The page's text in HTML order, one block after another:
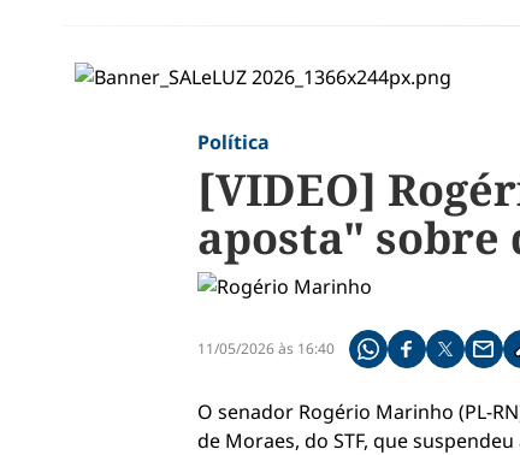
Política
[VIDEO]
aposta"
11/05/2026 às 16:40 Compartilhe pelo
Compartilhar
O senador Rogério Marinho (PL-
de Moraes, do STF, que